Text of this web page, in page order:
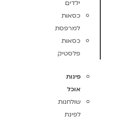
ילדים
כסאות
למרפסת
כסאות
פלסטיק
פינות
אוכל
שולחנות
לפינת